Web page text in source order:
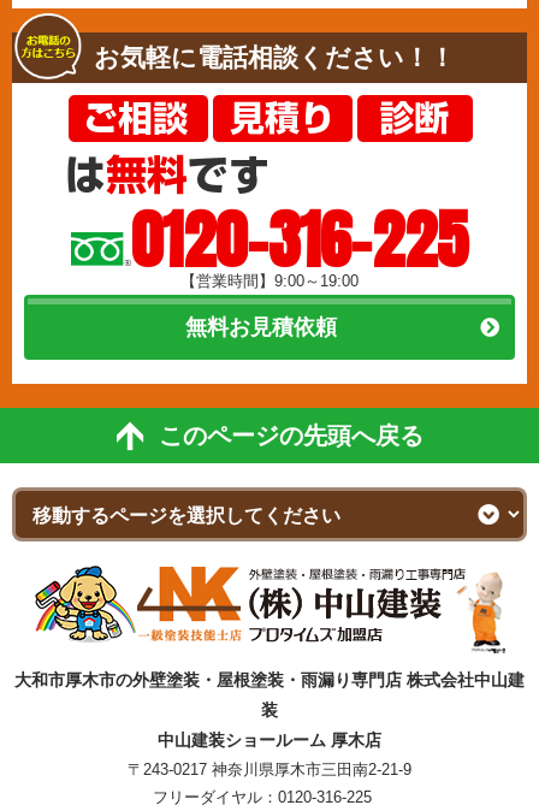
お気軽に電話相談ください！！
0120-316-225
【営業時間】9:00～19:00
無料お見積依頼
このページの先頭へ戻る
大和市厚木市の外壁塗装・屋根塗装・雨漏り専門店 株式会社中山建
装
中山建装ショールーム 厚木店
〒243-0217 神奈川県厚木市三田南2-21-9
フリーダイヤル： 0120-316-225